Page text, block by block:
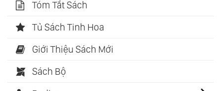
Tóm Tắt Sách
Tủ Sách Tinh Hoa
Giới Thiệu Sách Mới
Sách Bộ